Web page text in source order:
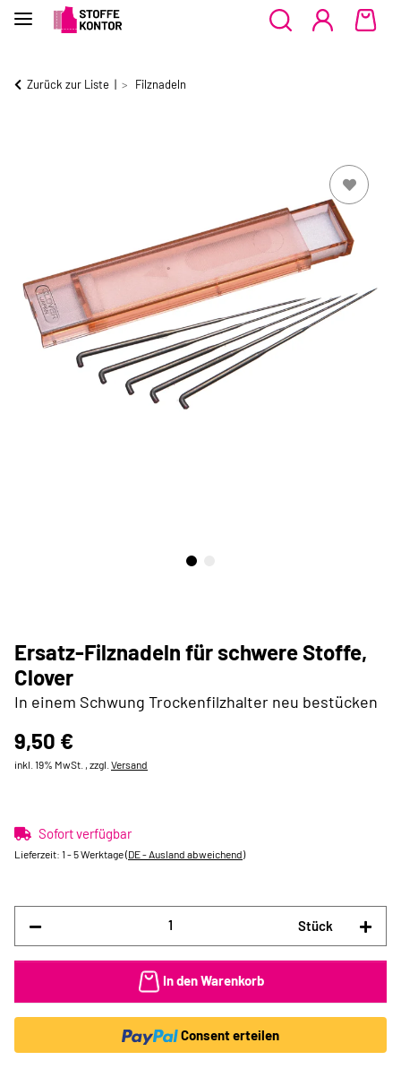
Zurück zur Liste Filznadeln
Ersatz-Filznadeln für schwere Stoffe,
Clover
In einem Schwung Trockenfilzhalter neu bestücken
9,50 €
inkl. 19% MwSt. , zzgl. Versand
Sofort verfügbar
Lieferzeit: 1 - 5 Werktage(DE - Ausland abweichend)
Stück
In den Warenkorb
Consent erteilen